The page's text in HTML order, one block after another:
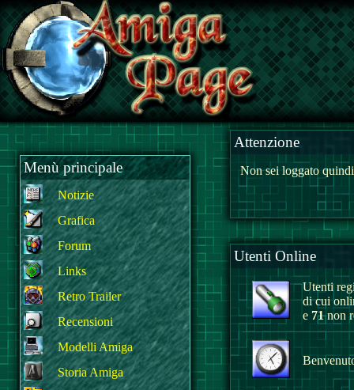
Menù principale
Notizie
Grafica
Forum
Links
Retro Trailer
Recensioni
Modelli Amiga
Storia Amiga
Attenzione
Non sei loggato
Utenti Online
Utenti
di cui
e 71non